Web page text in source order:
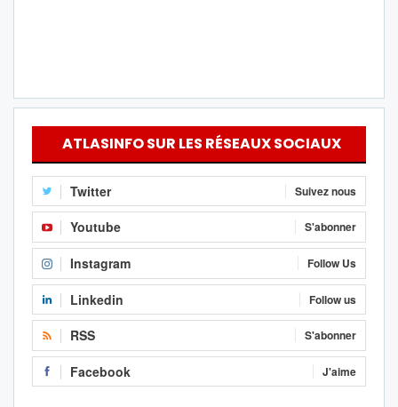
ATLASINFO SUR LES RÉSEAUX SOCIAUX
Twitter Suivez nous
Youtube S'abonner
Instagram Follow Us
Linkedin Follow us
RSS S'abonner
Facebook J'aime